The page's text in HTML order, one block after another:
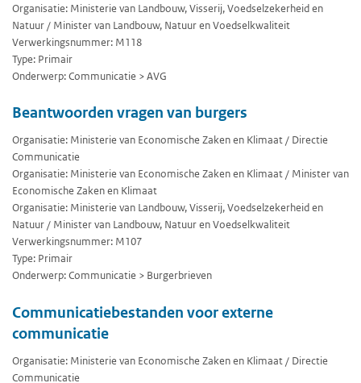
Organisatie: Ministerie van Landbouw, Visserij, Voedselzekerheid en
Natuur / Minister van Landbouw, Natuur en Voedselkwaliteit
Verwerkingsnummer: M118
Type: Primair
Onderwerp: Communicatie > AVG
Beantwoorden vragen van burgers
Organisatie: Ministerie van Economische Zaken en Klimaat / Directie
Communicatie
Organisatie: Ministerie van Economische Zaken en Klimaat / Minister van
Economische Zaken en Klimaat
Organisatie: Ministerie van Landbouw, Visserij, Voedselzekerheid en
Natuur / Minister van Landbouw, Natuur en Voedselkwaliteit
Verwerkingsnummer: M107
Type: Primair
Onderwerp: Communicatie > Burgerbrieven
Communicatiebestanden voor externe
communicatie
Organisatie: Ministerie van Economische Zaken en Klimaat / Directie
Communicatie